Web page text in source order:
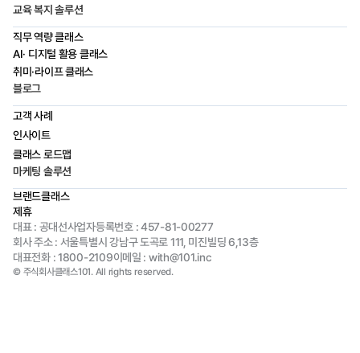
교육 복지 솔루션
직무 역량 클래스
AI· 디지털 활용 클래스
취미·라이프 클래스
블로그
고객 사례
인사이트
클래스 로드맵
마케팅 솔루션
브랜드클래스
제휴
대표 : 공대선사업자등록번호 : 457-81-00277
회사 주소 : 서울특별시 강남구 도곡로 111, 미진빌딩 6,13층
대표전화 : 1800-2109이메일 : with@101.inc
© 주식회사클래스101. All rights reserved.